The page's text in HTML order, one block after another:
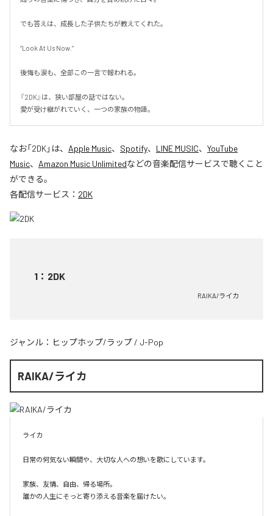
でも答えは、成長した子供たちが教えてくれた。
“Look At Us Now.”
後悔も涙も、全部この一言で報われる。
『2DK』は、狭い部屋の話ではない。
愛が受け継がれていく、一つの家族の物語。
なお「2DK」は、 Apple Music、 Spotify、 LINE MUSIC、 YouTube
Music、 Amazon Music Unlimitedなどの音楽配信サービスで聴くこと
ができる。
各配信サービス： 2DK
1 ： 2DK
RAIKA/ライカ
ジャンル： ヒップホップ/ラップ / J-Pop
RAIKA/ライカ
ライカ
日常の何気ない瞬間や、大切な人への想いを歌にしています。
家族、友情、自由、帰る場所。
誰かの人生にそっと寄り添える音楽を届けたい。